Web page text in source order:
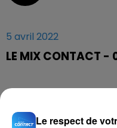
5 avril 2022
LE MIX CONTACT
Retrouvez le Mix
vendredis et samedis
Le respect de